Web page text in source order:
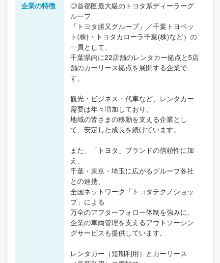
企業の特徴
◎首都圏最大級のトヨタ系ディーラーグ
ループ
「トヨタ勝又グループ」／千葉トヨペッ
ト(株)・トヨタカローラ千葉(株)など）の
一員として、
千葉県内に22店舗のレンタカー拠点と5店
舗のカーリース拠点を展開する企業で
す。
観光・ビジネス・代車など、レンタカー
需要は年々増加しており、
地域の皆さまの移動を支える企業とし
て、安定した成長を続けています。
また、「トヨタ」ブランドの信頼性に加
え、
千葉・東京・埼玉に広がるグループ各社
との連携、
全国ネットワーク「トヨタテクノショッ
プ」による
万全のアフターフォロー体制を強みに、
企業の車両管理を支えるアウトソーシン
グサービスも提供しています。
レンタカー（短期利用）とカーリース